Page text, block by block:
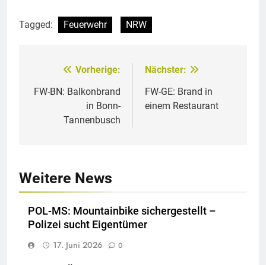
Tagged: Feuerwehr NRW
Beitragsnavigation
Vorherige:
FW-BN: Balkonbrand
in Bonn-
Tannenbusch
Nächster:
FW-GE: Brand in
einem Restaurant
Weitere News
POL-MS: Mountainbike sichergestellt –
Polizei sucht Eigentümer
17. Juni 2026
0